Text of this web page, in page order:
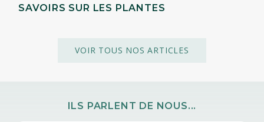
SAVOIRS SUR LES PLANTES
VOIR TOUS NOS ARTICLES
ILS PARLENT DE NOUS...